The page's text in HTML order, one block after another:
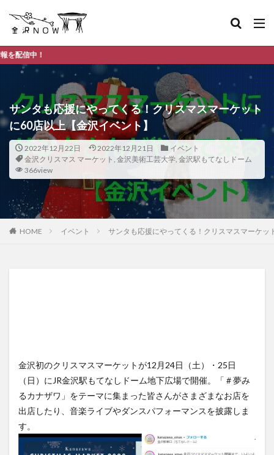
サンタも応援にやってくる！クリスマスマーケット
に60店以上【金沢イベント】
2022年12月22日 2022年12月21日
イベント
金沢クリスマス マーケット , 金沢美術工芸大学, 金沢駅もてなしドーム
366view
HOME イベント サンタも応援にやってくる！クリスマスマーケッ
金沢初のクリスマスマーケットが12月24日（土）・25日
（日）にJR金沢駅もてなしドーム地下広場で開催。「＃夢み
るカナザワ」をテーマに集まった皆さんがさまざまなお店を
出店したり、音楽ライブやダンスパフォーマンスを披露しま
す。